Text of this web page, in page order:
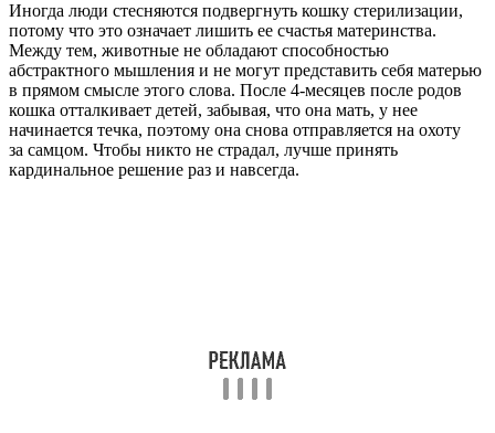
Иногда люди стесняются подвергнуть кошку стерилизации,
потому что это означает лишить ее счастья материнства.
Между тем, животные не обладают способностью
абстрактного мышления и не могут представить себя матерью
в прямом смысле этого слова. После 4-месяцев после родов
кошка отталкивает детей, забывая, что она мать, у нее
начинается течка, поэтому она снова отправляется на охоту
за самцом. Чтобы никто не страдал, лучше принять
кардинальное решение раз и навсегда.